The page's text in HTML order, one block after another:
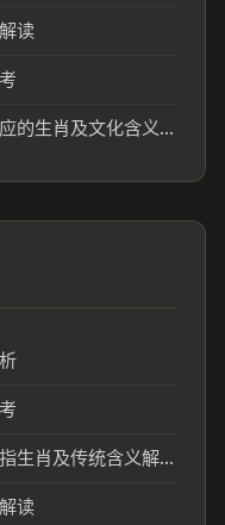
读
面貌一新是什么生肖_面貌一新对应的生肖及文化含义解析
连车平斗是什么生肖_连车平斗所指生肖及传统含义解析
读